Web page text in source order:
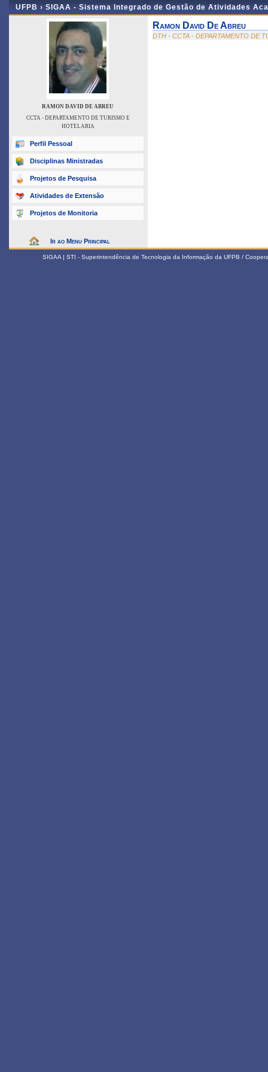
UFPB › SIGAA - Sistema Integrado de Gestão de Atividades
RAMON DAVID DE ABREU
CCTA - DEPARTAMENTO DE TURISMO E
HOTELARIA
Perfil Pessoal
Disciplinas Ministradas
Projetos de Pesquisa
Atividades de Extensão
Projetos de Monitoria
Ir ao Menu Principal
Ramon David De Abreu
DTH - CCTA - DEPARTAMENTO DE
SIGAA | STI - Superintendência de Tecnologia da Informação da UFPB /